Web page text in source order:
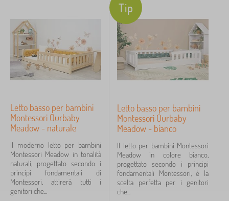
L
e
t
t
i
p
b
a
m
i
n
i
153
›
b
i
a
h
r
i
a
a
123
b
n
c
h
r
i
a
d
a
l
›
b
a
n
c
h
e
r
i
a
d
21
›
M
n
t
e
s
s
o
20
›
M
o
b
i
l
i
19
mostra
altro >
Letto basso per bambini
Montessori Ourbaby
Meadow - naturale
Il moderno letto per bambini
Montessori Meadow in tonalità
naturali, progettato secondo i
principi fondamentali di
Montessori, attirerà tutti i
genitori che...
Tip
Letto basso per bambini
Montessori Ourbaby
Meadow - bianco
Il letto per bambini Montessori
Meadow in colore bianco,
progettato secondo i principi
fondamentali Montessori, è la
scelta perfetta per i genitori
che...